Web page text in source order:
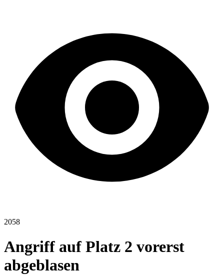
2058
Angriff auf Platz 2 vorerst
abgeblasen